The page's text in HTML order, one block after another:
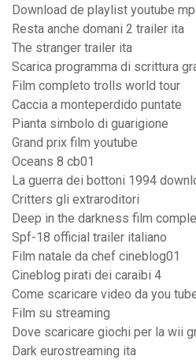
Download de playlist youtube
Resta anche domani 2 trailer ita
The stranger trailer ita
Scarica programma di scrittura
Film completo trolls world tour
Caccia a monteperdido puntate
Pianta simbolo di guarigione
Grand prix film youtube
Oceans 8 cb01
La guerra dei bottoni 1994
Critters gli extraroditori
Deep in the darkness film
Spf-18 official trailer italiano
Film natale da chef cineblog01
Cineblog pirati dei caraibi 4
Come scaricare video da you
Film su streaming
Dove scaricare giochi per la wii
Dark eurostreaming ita